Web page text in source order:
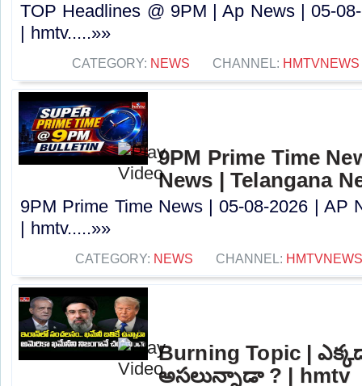
TOP Headlines @ 9PM | Ap News | 05-
| hmtv.....»»
CATEGORY: NEWS CHANNEL: HMTVNEWS
9PM Prime Time
News | Telangana
9PM Prime Time News | 05-08-2026 | AP
| hmtv.....»»
CATEGORY: NEWS CHANNEL: HMTVNEWS
Burning Topic |
అసలున్నాడా ? | hmtv